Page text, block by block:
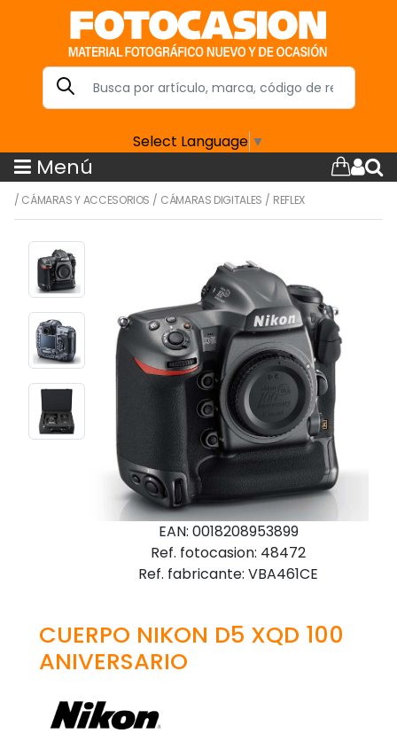
Select Language ▼
Menú
/ CÁMARAS Y ACCESORIOS / CÁMARAS DIGITALES / REFLEX
EAN: 0018208953899
Ref. fotocasion: 48472
Ref. fabricante: VBA461CE
CUERPO NIKON D5 XQD 100
ANIVERSARIO